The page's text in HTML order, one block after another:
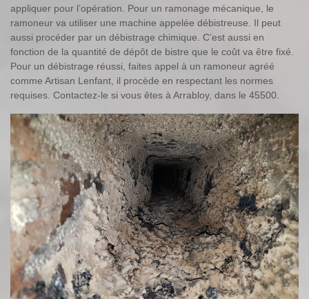
appliquer pour l’opération. Pour un ramonage mécanique, le
ramoneur va utiliser une machine appelée débistreuse. Il peut
aussi procéder par un débistrage chimique. C’est aussi en
fonction de la quantité de dépôt de bistre que le coût va être fixé.
Pour un débistrage réussi, faites appel à un ramoneur agréé
comme Artisan Lenfant, il procède en respectant les normes
requises. Contactez-le si vous êtes à Arrabloy, dans le 45500.